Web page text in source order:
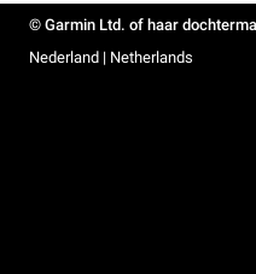
© Garmin Ltd. of haar
Nederland | Netherlands